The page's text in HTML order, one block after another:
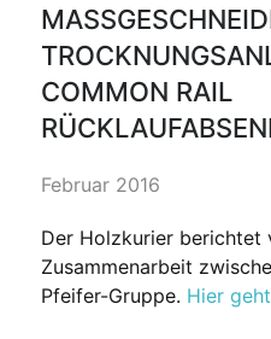
OMMON RAIL R
Februar 2016
Der Holzkurier berichtet
Zusammenarbeit
Pfeifer-Gruppe. Hier